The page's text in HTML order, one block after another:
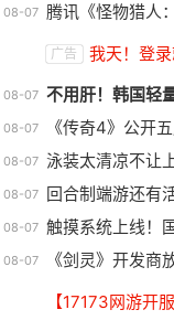
盘点8月扎堆
扔核弹，结果
08-07 腾讯《怪物猎人
广告 我天！登录
08-07 不用肝！韩国轻
08-07 《传奇4》公开
08-07 泳装太清凉不让
08-07 回合制端游还有
08-07 触摸系统上线！
08-07
《剑灵》开发
【17173网游开